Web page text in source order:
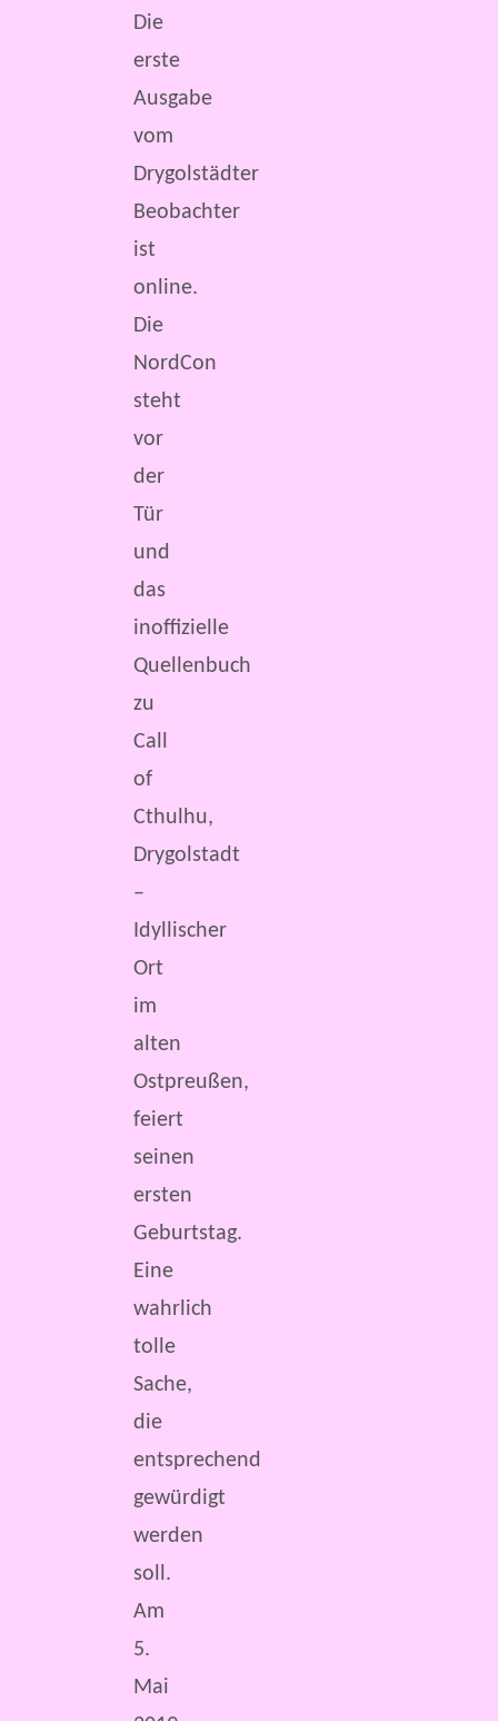
Die
erste
Ausgabe
vom
Drygolstädter
Beobachter
ist
online.
Die
NordCon
steht
vor
der
Tür
und
das
inoffizielle
Quellenbuch
zu
Call
of
Cthulhu,
Drygolstadt
–
Idyllischer
Ort
im
alten
Ostpreußen,
feiert
seinen
ersten
Geburtstag.
Eine
wahrlich
tolle
Sache,
die
entsprechend
gewürdigt
werden
soll.
Am
5.
Mai